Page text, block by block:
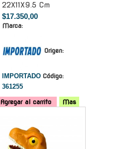
22X11X9.5 Cm
$17.350,00
Marca:
Origen:
IMPORTADO Código:
361255
Agregar al carrito
Mas